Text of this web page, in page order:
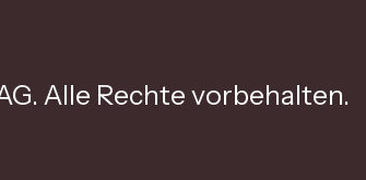
Alle Rechte vorbehalten.